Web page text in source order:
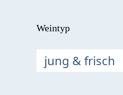
Weintyp
jung & frisch